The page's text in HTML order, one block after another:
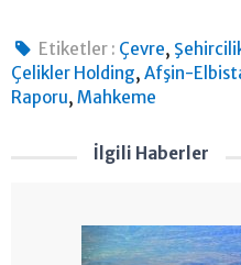
Etiketler : Çevre,
Çelikler Holding, Afşin-
Raporu, Mahkeme
İlgili Haberler